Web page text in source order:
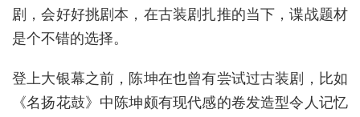
剧，会好好挑剧本，在古装剧扎推的当下，谍战题材
是个不错的选择。
登上大银幕之前，陈坤在也曾有尝试过古装剧，比如
《名扬花鼓》中陈坤颇有现代感的卷发造型令人记忆